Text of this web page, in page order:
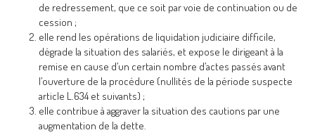
de redressement, que ce soit par voie de continuation ou de
cession ;
elle rend les opérations de liquidation judiciaire difficile,
dégrade la situation des salariés, et expose le dirigeant à la
remise en cause d’un certain nombre d’actes passés avant
l’ouverture de la procédure (nullités de la période suspecte
article L.634 et suivants) ;
elle contribue à aggraver la situation des cautions par une
augmentation de la dette.